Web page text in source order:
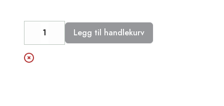
DecreaseIncreaseLegg til handlekurv